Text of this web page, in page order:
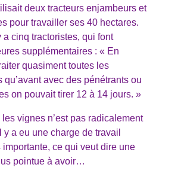
deux tracteurs enjambeurs et
pour travailler ses 40 hectares.
a cinq tractoristes, qui font
supplémentaires : « En
quasiment toutes les
qu’avant avec des pénétrants ou
on pouvait tirer 12 à 14 jours. »
vignes n’est pas radicalement
y a eu une charge de travail
importante, ce qui veut dire une
pointue à avoir…